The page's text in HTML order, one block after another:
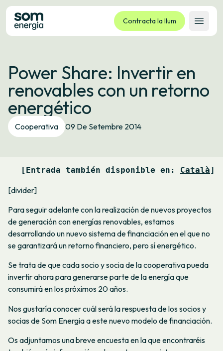
Contracta la llum
Obrir
Tarifes
Serveis
Empreses
La cooperativa
Contacte
Power Share: Invertir en
renovables con un retorno
energético
Cooperativa 09 De Setembre 2014
[Entrada también disponible en: Català]
[divider]
Para seguir adelante con la realización de nuevos proyectos
de generación con energías renovables, estamos
desarrollando un nuevo sistema de financiación en el que no
se garantizará un retorno financiero, pero sí energético.
Se trata de que cada socio y socia de la cooperativa pueda
invertir ahora para generarse parte de la energía que
consumirá en los próximos 20 años.
Nos gustaría conocer cuál será la respuesta de los socios y
socias de Som Energia a este nuevo modelo de financiación.
Os adjuntamos una breve encuesta en la que encontraréis